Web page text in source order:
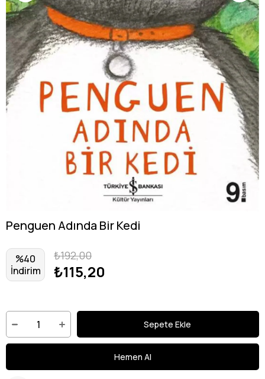
Penguen Adında Bir Kedi
%40
İndirim
₺192,00
₺115,20